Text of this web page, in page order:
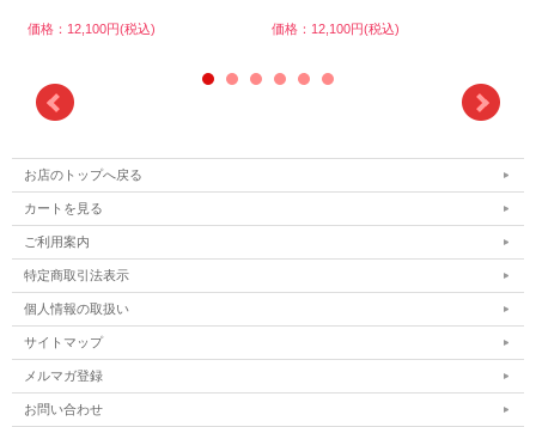
価格：12,100円(税込) 価格：12,100円(税込)
お店のトップへ戻る
カートを見る
ご利用案内
特定商取引法表示
個人情報の取扱い
サイトマップ
メルマガ登録
お問い合わせ